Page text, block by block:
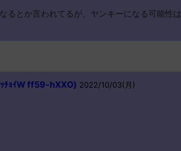
るとか言われてるが、ヤンキーになる可能性は
ﾁｮｲW ff59-hXXO) 2022/10/03(月)